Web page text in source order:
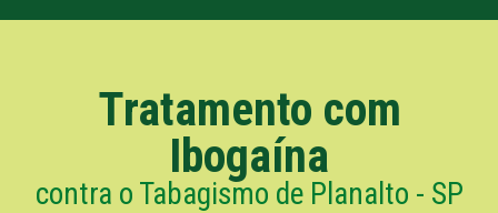
Tratamento com
Ibogaína
contra o Tabagismo de Planalto - SP